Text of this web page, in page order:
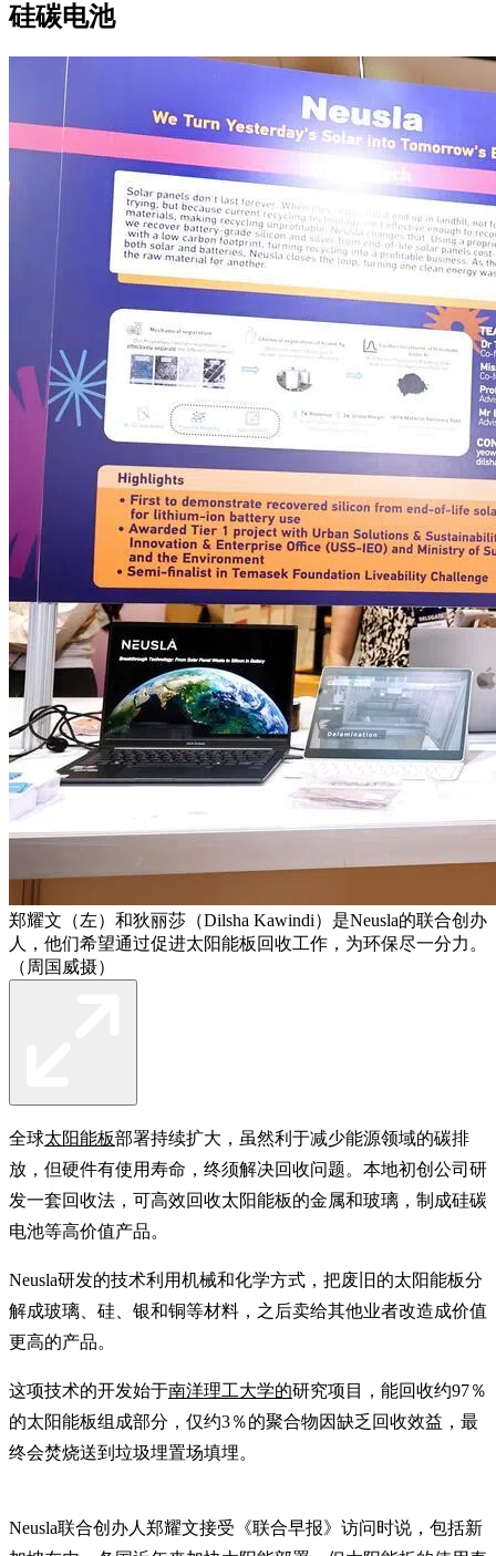
硅碳电池
郑耀文（左）和狄丽莎（Dilsha Kawindi）是Neusla的联合创办
人，他们希望通过促进太阳能板回收工作，为环保尽一分力。
（周国威摄）
全球太阳能板部署持续扩大，虽然利于减少能源领域的碳排
放，但硬件有使用寿命，终须解决回收问题。本地初创公司研
发一套回收法，可高效回收太阳能板的金属和玻璃，制成硅碳
电池等高价值产品。
Neusla研发的技术利用机械和化学方式，把废旧的太阳能板分
解成玻璃、硅、银和铜等材料，之后卖给其他业者改造成价值
更高的产品。
这项技术的开发始于南洋理工大学的研究项目，能回收约97％
的太阳能板组成部分，仅约3％的聚合物因缺乏回收效益，最
终会焚烧送到垃圾埋置场填埋。
Neusla联合创办人郑耀文接受《联合早报》访问时说，包括新